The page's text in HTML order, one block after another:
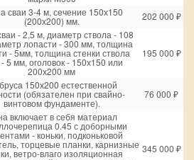
сваи 3-4 м, сечение 150х150
(200х200) мм. 202 000 ₽
- 2,5 м, диаметр ствола - 108
лопасти - 300 мм, толщина
- 5мм, толщина стенки ствола
5 мм, оголовок - 150х150 или
200х200 мм
195 000 ₽
150х200 естественной
(обязателен при свайно-
винтовом фундаменте).
76 000 ₽
включает в себя материал
0.45 с доборными
- коньки, подконьковой
торцевые планки, карнизные
ветро-влаго изоляционная 345 000 ₽